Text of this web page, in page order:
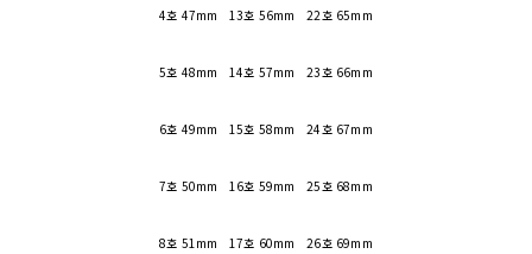
4호 47mm 13호 56mm 22호 65mm
5호 48mm 14호 57mm 23호 66mm
6호 49mm 15호 58mm 24호 67mm
7호 50mm 16호 59mm 25호 68mm
8호 51mm 17호 60mm 26호 69mm